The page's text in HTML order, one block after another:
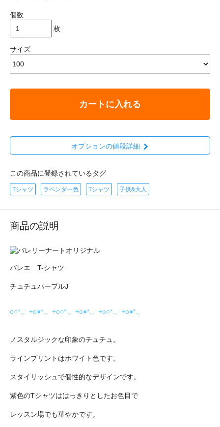
個数
枚
サイズ
カートに入れる
オプションの値段詳細
この商品に登録されているタグ
Tシャツ ラベンダー色 Tシャツ 子供&大人
商品の説明
バレエ T-シャツ
チュチュパープルJ
o○*.。+o●*.。+o○*.。+o●*.。+o○*.。+o●*.。
ノスタルジックな印象のチュチュ。
ラインプリントはホワイト色です。
スタイリッシュで個性的なデザインです。
紫色のTシャツははっきりとしたお色目で
レッスン場でも華やかです。